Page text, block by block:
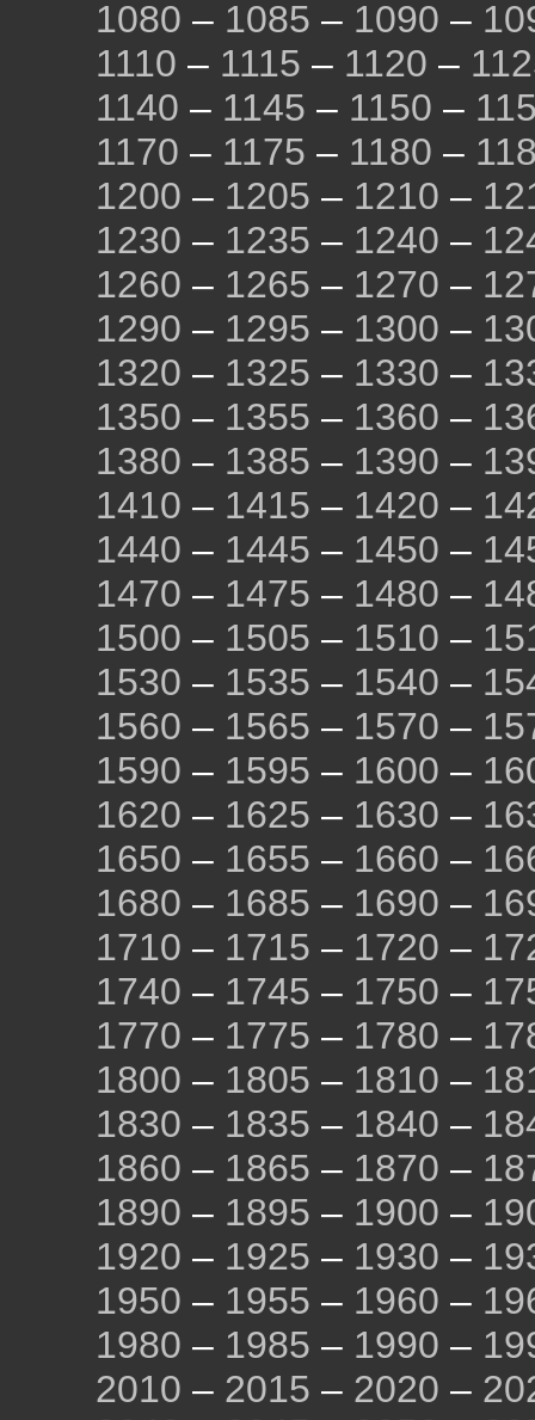
1080 – 1085 – 1090 –
1110 – 1115 – 1120 –
1140 – 1145 – 1150 –
1170 – 1175 – 1180 –
1200 – 1205 – 1210 –
1230 – 1235 – 1240 –
1260 – 1265 – 1270 –
1290 – 1295 – 1300 –
1320 – 1325 – 1330 –
1350 – 1355 – 1360 –
1380 – 1385 – 1390 –
1410 – 1415 – 1420 –
1440 – 1445 – 1450 –
1470 – 1475 – 1480 –
1500 – 1505 – 1510 –
1530 – 1535 – 1540 –
1560 – 1565 – 1570 –
1590 – 1595 – 1600 –
1620 – 1625 – 1630 –
1650 – 1655 – 1660 –
1680 – 1685 – 1690 –
1710 – 1715 – 1720 –
1740 – 1745 – 1750 –
1770 – 1775 – 1780 –
1800 – 1805 – 1810 –
1830 – 1835 – 1840 –
1860 – 1865 – 1870 –
1890 – 1895 – 1900 –
1920 – 1925 – 1930 –
1950 – 1955 – 1960 –
1980 – 1985 – 1990 –
2010 – 2015 – 2020 –